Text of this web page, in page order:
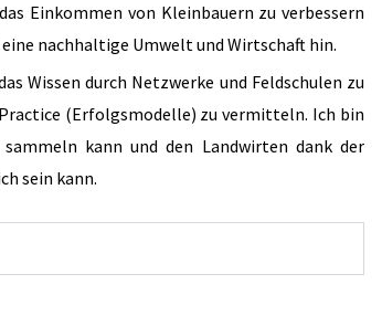
Einkommen von Kleinbauern zu verbessern
nachhaltige Umwelt und Wirtschaft hin.
Wissen durch Netzwerke und Feldschulen zu
(Erfolgsmodelle) zu vermitteln. Ich bin
kann und den Landwirten dank der
sein kann.